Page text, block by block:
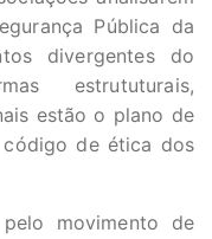
Pública da
divergentes do
estrututurais,
estão o plano de
de ética dos
movimento de